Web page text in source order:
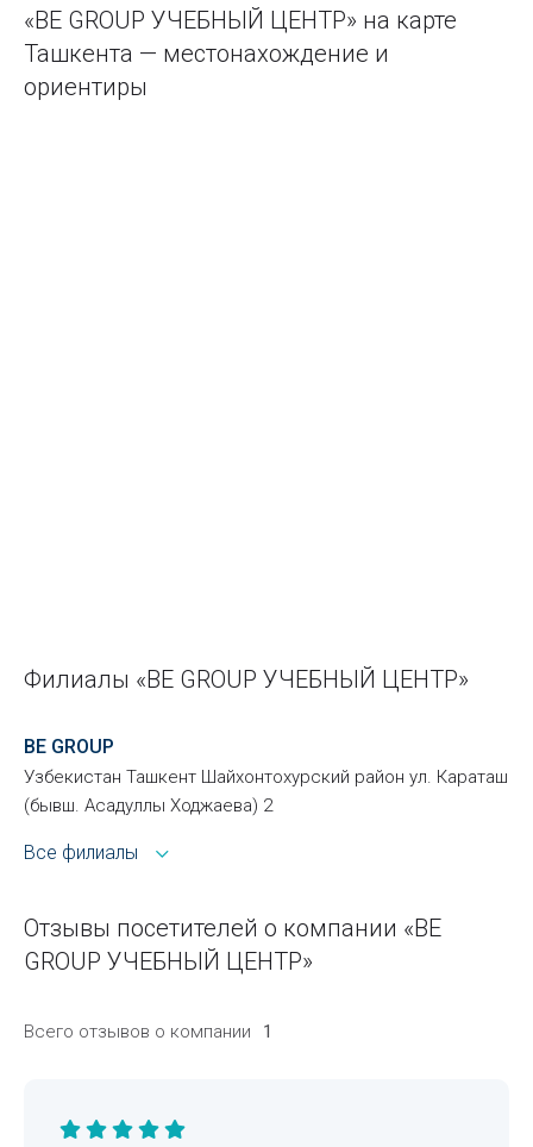
«BE GROUP УЧЕБНЫЙ ЦЕНТР» на карте
Ташкента — местонахождение и
ориентиры
Филиалы «BE GROUP УЧЕБНЫЙ ЦЕНТР»
BE GROUP
Узбекистан Ташкент Шайхонтохурский район ул. Караташ
(бывш. Асадуллы Ходжаева) 2
Все филиалы
Отзывы посетителей о компании «BE
GROUP УЧЕБНЫЙ ЦЕНТР»
Всего отзывов о компании 1